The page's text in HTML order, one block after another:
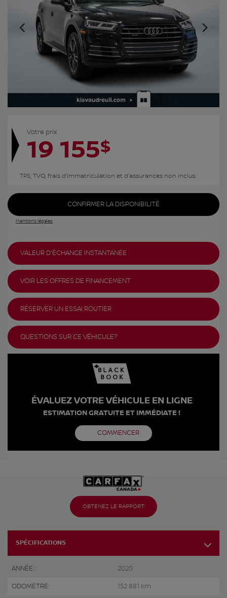
OBTENEZ LE RAPPORT
SPÉCIFICATIONS
ANNÉE : 2020
ODOMÈTRE: 152 881 km
Votre prix
19 155$
TPS, TVQ, frais d'immatriculation et d'assurances non inclus.
CONFIRMER LA DISPONIBILITÉ
Mentions légales
VALEUR D'ÉCHANGE INSTANTANÉE
VOIR LES OFFRES DE FINANCEMENT
RÉSERVER UN ESSAI ROUTIER
QUESTIONS SUR CE VÉHICULE?
ÉVALUEZ VOTRE VÉHICULE EN LIGNE
ESTIMATION GRATUITE ET IMMÉDIATE !
COMMENCER